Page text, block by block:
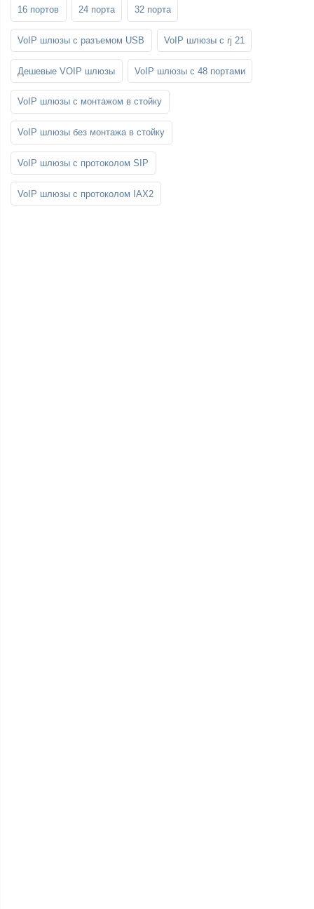
16 портов 24 порта 32 порта
VoIP шлюзы с разъемом USB VoIP шлюзы с rj 21
Дешевые VOIP шлюзы VoIP шлюзы с 48 портами
VoIP шлюзы с монтажом в стойку
VoIP шлюзы без монтажа в стойку
VoIP шлюзы с протоколом SIP
VoIP шлюзы с протоколом IAX2